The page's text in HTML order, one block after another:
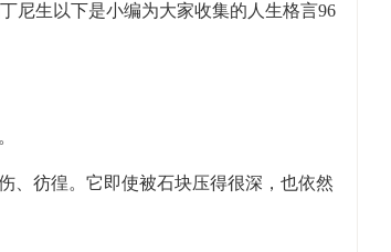
生以下是小编为大家收集的人生格言96
、彷徨。它即使被石块压得很深，也依然